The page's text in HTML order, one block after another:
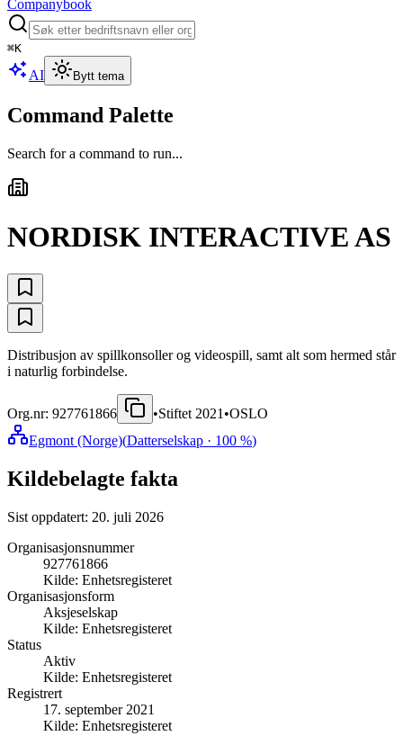
Companybook
⌘K
AI Bytt tema
Command Palette
Search for a command to run...
NORDISK INTERACTIVE AS
Distribusjon av spillkonsoller og videospill, samt alt som hermed står
i naturlig forbindelse.
Org.nr: 927761866 •Stiftet 2021 •OSLO
Egmont (Norge)(Datterselskap · 100 %)
Kildebelagte fakta
Sist oppdatert: 20. juli 2026
Organisasjonsnummer
927761866
Kilde: Enhetsregisteret
Organisasjonsform
Aksjeselskap
Kilde: Enhetsregisteret
Status
Aktiv
Kilde: Enhetsregisteret
Registrert
17. september 2021
Kilde: Enhetsregisteret